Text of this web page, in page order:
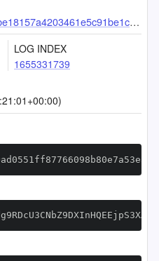
LOG INDEX
1655331739